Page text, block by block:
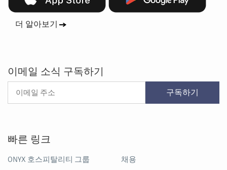
더 알아보기
이메일 소식 구독하기
구독하기
빠른 링크
ONYX 호스피탈리티 그룹 채용